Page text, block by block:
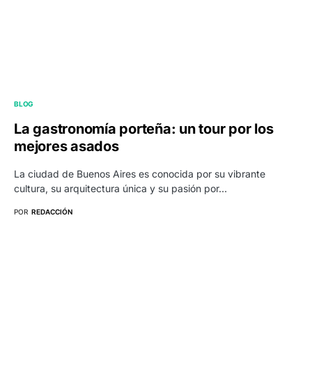
BLOG
La gastronomía porteña: un tour por los
mejores asados
La ciudad de Buenos Aires es conocida por su vibrante
cultura, su arquitectura única y su pasión por…
POR REDACCIÓN